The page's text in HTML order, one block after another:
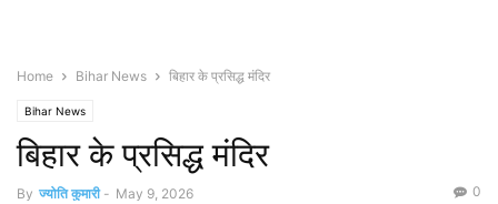
Home Bihar News बिहार के प्रसिद्ध मंदिर
Bihar News
बिहार के प्रसिद्ध मंदिर
By ज्योति कुमारी - May 9, 2026 0